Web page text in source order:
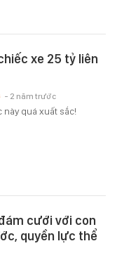
xe 25 tỷ liên
này quá xuất sắc!
- 2 năm trước
cưới với con
quyền lực thể